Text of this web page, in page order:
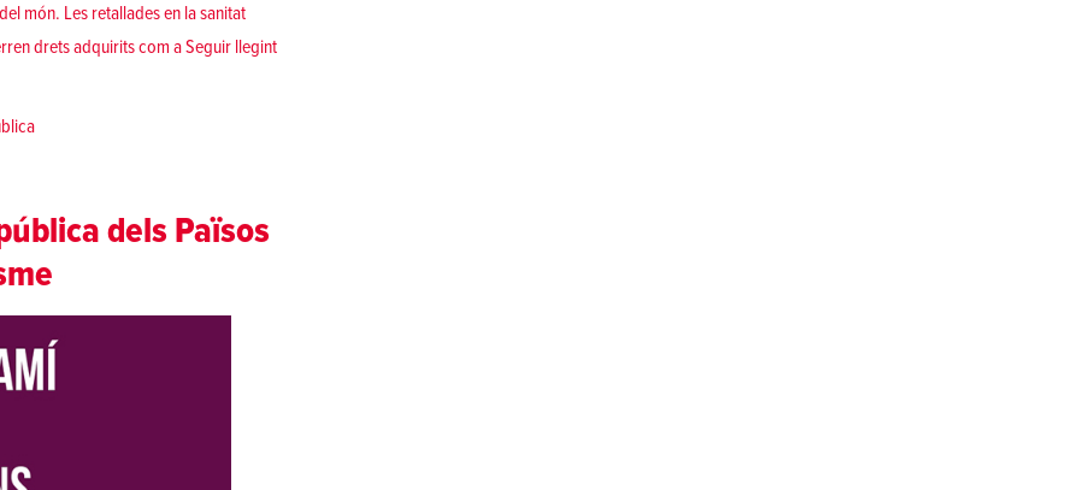
món. Les retallades en la sanitat
drets adquirits com aSeguir llegint«Retallar la sanitat mata»
dels Països